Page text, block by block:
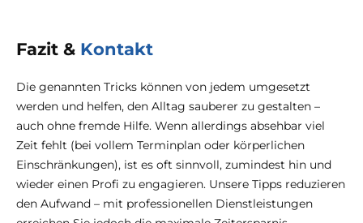
Fazit & Kontakt
Die genannten Tricks können von jedem umgesetzt
werden und helfen, den Alltag sauberer zu gestalten –
auch ohne fremde Hilfe. Wenn allerdings absehbar viel
Zeit fehlt (bei vollem Terminplan oder körperlichen
Einschränkungen), ist es oft sinnvoll, zumindest hin und
wieder einen Profi zu engagieren. Unsere Tipps reduzieren
den Aufwand – mit professionellen Dienstleistungen